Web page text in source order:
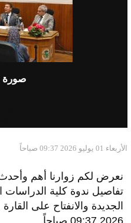
صورة
الأربعاء 01 يوليو 2026 09:37 صباحاً
نعرض لكم زوارنا أهم وأحدث
تفاصيل ندوة كلية الدراسات
2026 09:37 صباحاً